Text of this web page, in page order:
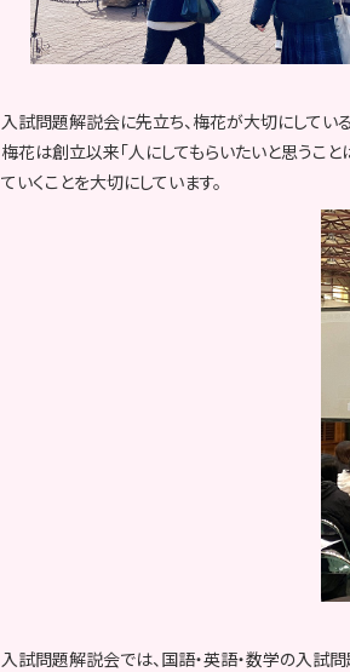
入試問題解説会に先立ち、梅花が大切にしてい
梅花は創立以来「人にしてもらいたいと思うこ
ていくことを大切にしています。
入試問題解説会では、国語・英語・数学の入試